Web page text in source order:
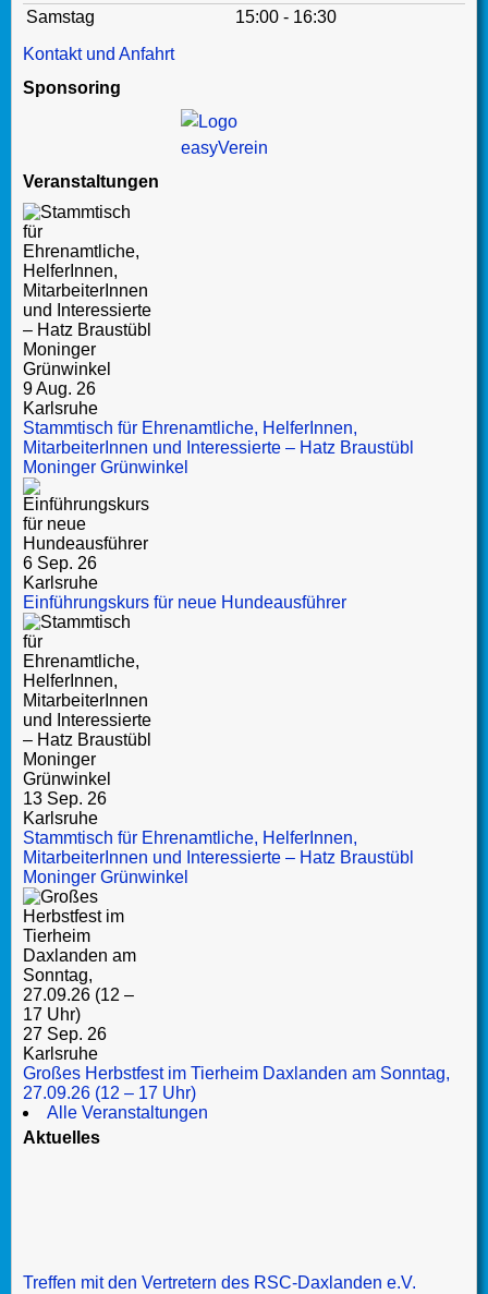
Samstag
15:00 - 16:30
Kontakt und Anfahrt
Sponsoring
Veranstaltungen
9 Aug. 26
Karlsruhe
Stammtisch für Ehrenamtliche, HelferInnen,
MitarbeiterInnen und Interessierte – Hatz Braustübl
Moninger Grünwinkel
6 Sep. 26
Karlsruhe
Einführungskurs für neue Hundeausführer
13 Sep. 26
Karlsruhe
Stammtisch für Ehrenamtliche, HelferInnen,
MitarbeiterInnen und Interessierte – Hatz Braustübl
Moninger Grünwinkel
27 Sep. 26
Karlsruhe
Großes Herbstfest im Tierheim Daxlanden am Sonntag,
27.09.26 (12 – 17 Uhr)
Alle Veranstaltungen
Aktuelles
Treffen mit den Vertretern des RSC-Daxlanden e.V.